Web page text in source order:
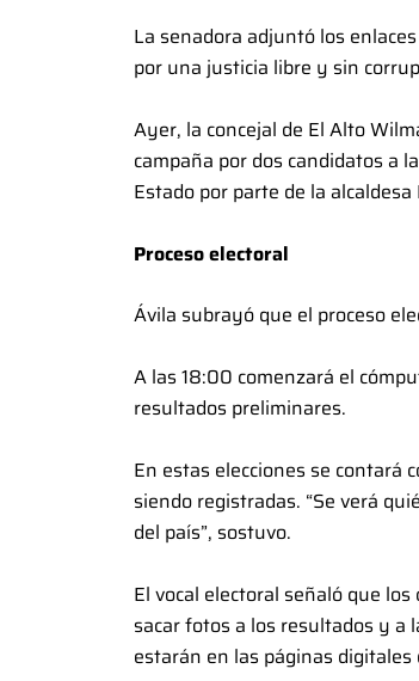
La senadora adjuntó los
por una justicia libre y sin
Ayer, la concejal de El Alto
campaña por dos candidatos a
Estado por parte de la
Proceso electoral
Ávila subrayó que el proceso
A las 18:00 comenzará el
resultados preliminares.
En estas elecciones se contará
siendo registradas. “Se verá
del país”, sostuvo.
El vocal electoral señaló que
sacar fotos a los resultados y a
estarán en las páginas digitales